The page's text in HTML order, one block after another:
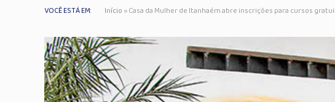
VOCÊ ESTÁ EM: Início »Casa da Mulher de Itanhaém abre inscrições para cursos